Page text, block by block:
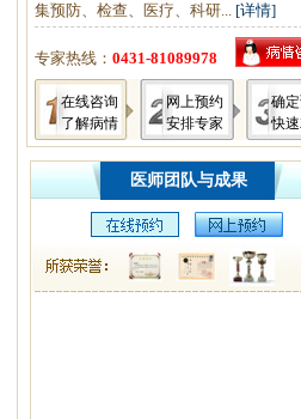
集预防、检查、医疗、科研... [详情]
专家热线： 0431-81089978
在线咨询
了解病情
网上预约
安排专家
确
快
医师团队与成果